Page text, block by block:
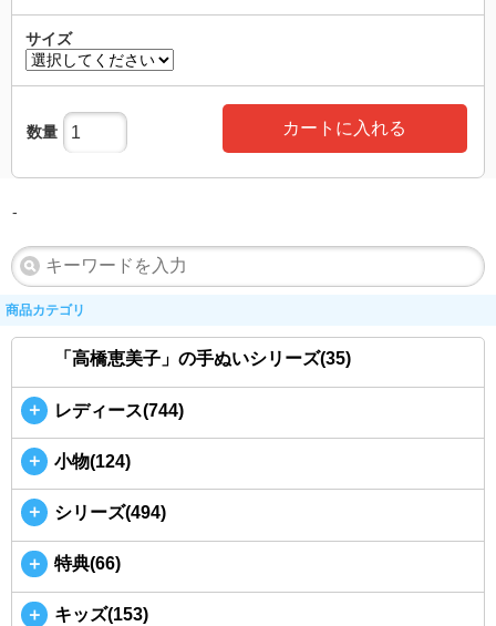
サイズ
数量 カートに入れる
-
商品カテゴリ
「高橋恵美子」の手ぬいシリーズ(35)
＋ レディース(744)
＋ 小物(124)
＋ シリーズ(494)
＋ 特典(66)
＋ キッズ(153)